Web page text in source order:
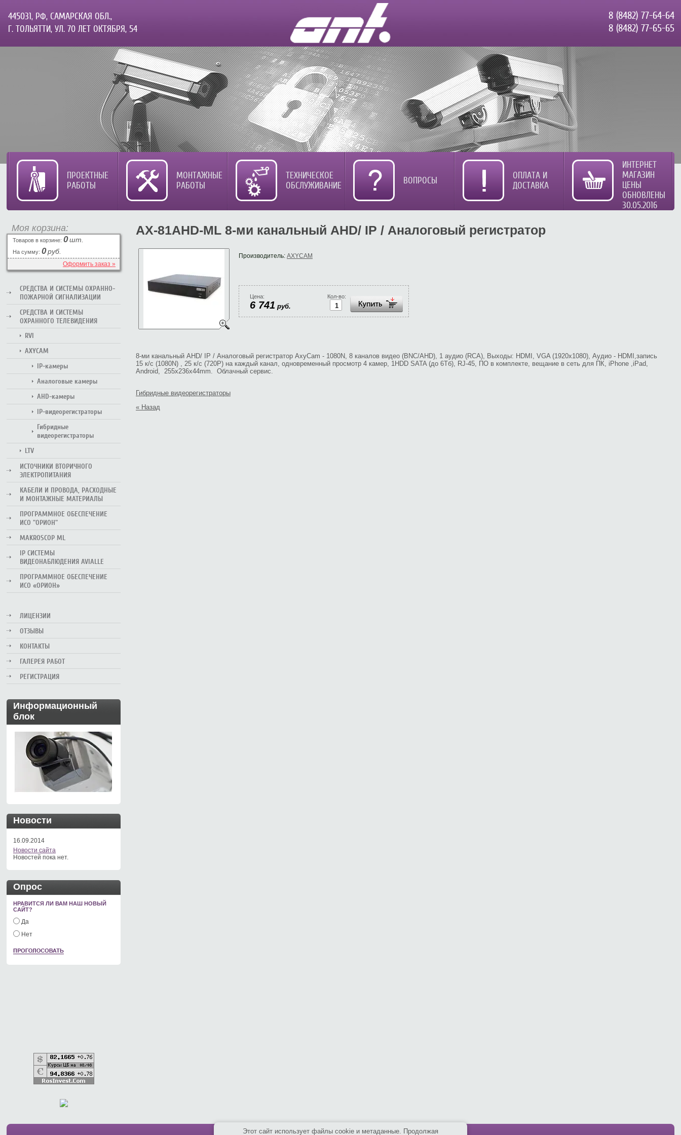
Этот сайт использует файлы cookie и метаданные. Продолжая
8 (8482) 77-64-64
8 (8482) 77-65-65
445031, РФ, САМАРСКАЯ ОБЛ.,
Г. ТОЛЬЯТТИ, УЛ. 70 ЛЕТ ОКТЯБРЯ, 54
ПРОЕКТНЫЕ
РАБОТЫ
МОНТАЖНЫЕ
РАБОТЫ
ТЕХНИЧЕСКОЕ
ОБСЛУЖИВАНИЕ
ВОПРОСЫ
ОПЛАТА И
ДОСТАВКА
ИНТЕРНЕТ
МАГАЗИН
ЦЕНЫ
ОБНОВЛЕНЫ
30.05.2016
AX-81AHD-ML 8-ми канальный AHD/ IP / Аналоговый регистратор
Производитель: AXYCAM
Кол-во:
Цена:
6 741 руб.
8-ми канальный AHD/ IP / Аналоговый регистратор AxyCam - 1080N, 8 каналов видео (BNC/AHD), 1 аудио (RCA), Выходы: HDMI, VGA (1920x1080), Аудио - HDMI,запись
15 к/с (1080N) , 25 к/с (720P) на каждый канал, одновременный просмотр 4 камер, 1HDD SATA (до 6Тб), RJ-45, ПО в комплекте, вещание в сеть для ПК, iPhone ,iPad,
Android, 255х236х44mm. Облачный сервис.
Гибридные видеорегистраторы
« Назад
Моя корзина:
Товаров в корзине: 0шт.
На сумму: 0руб.
Оформить заказ »
СРЕДСТВА И СИСТЕМЫ ОХРАННО-
ПОЖАРНОЙ СИГНАЛИЗАЦИИ
СРЕДСТВА И СИСТЕМЫ
ОХРАННОГО ТЕЛЕВИДЕНИЯ
RVI
AXYCAM
IP-камеры
Аналоговые камеры
AHD-камеры
IP-видеорегистраторы
Гибридные
видеорегистраторы
LTV
ИСТОЧНИКИ ВТОРИЧНОГО
ЭЛЕКТРОПИТАНИЯ
КАБЕЛИ И ПРОВОДА, РАСХОДНЫЕ
И МОНТАЖНЫЕ МАТЕРИАЛЫ
ПРОГРАММНОЕ ОБЕСПЕЧЕНИЕ
ИСО "ОРИОН"
MAKROSCOP ML
IP СИСТЕМЫ
ВИДЕОНАБЛЮДЕНИЯ AVIALLE
ПРОГРАММНОЕ ОБЕСПЕЧЕНИЕ
ИСО «ОРИОН»
ЛИЦЕНЗИИ
ОТЗЫВЫ
КОНТАКТЫ
ГАЛЕРЕЯ РАБОТ
РЕГИСТРАЦИЯ
Информационный
блок
Новости
16.09.2014
Новости сайта
Новостей пока нет.
Опрос
НРАВИТСЯ ЛИ ВАМ НАШ НОВЫЙ
САЙТ?
Да
Нет